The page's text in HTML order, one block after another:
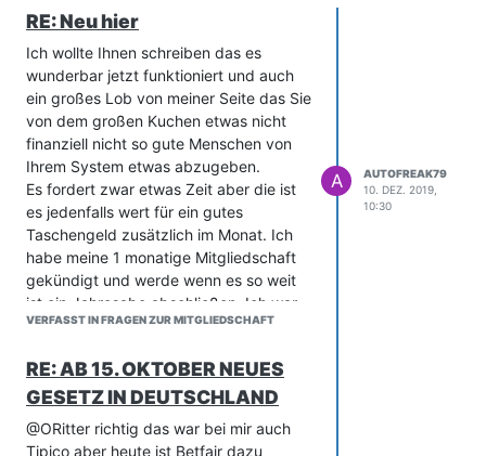
RE: Neu hier
Ich wollte Ihnen schreiben das es
wunderbar jetzt funktioniert und auch
ein großes Lob von meiner Seite das Sie
von dem großen Kuchen etwas nicht
finanziell nicht so gute Menschen von
Ihrem System etwas abzugeben.
Es fordert zwar etwas Zeit aber die ist
es jedenfalls wert für ein gutes
Taschengeld zusätzlich im Monat. Ich
habe meine 1 monatige Mitgliedschaft
gekündigt und werde wenn es so weit
ist ein Jahresabo abschließen. Ich war
am Anfang sehr skeptisch weil viele
ziehen aber bei euch ist es genau das
Gegenteil und dafür zahle ich gerne im
VERFASST IN FRAGEN ZUR MITGLIEDSCHAFT
A
AUTOFREAK79
10. DEZ. 2019,
10:30
RE: AB 15. OKTOBER NEUES
GESETZ IN DEUTSCHLAND
@ORitter richtig das war bei mir auch
Tipico aber heute ist Betfair dazu